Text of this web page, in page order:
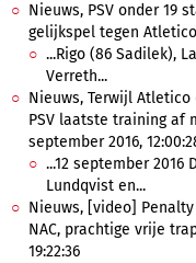
Nieuws, PSV onder 19
gelijkspel tegen
...Rigo (86 Sadilek),
Verreth...
Nieuws, Terwijl
PSV laatste training af
september 2016,
...12 september 2016
Lundqvist en...
Nieuws, [video]
NAC, prachtige vrije
19:22:36